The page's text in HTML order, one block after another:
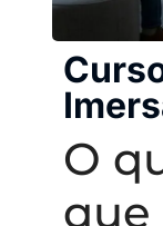
O
que